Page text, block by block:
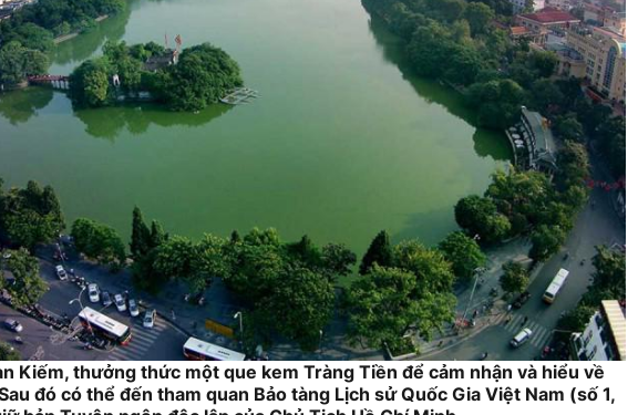
Kiếm, thưởng thức một que kem Tràng Tiền để cảm nhận và hiểu về
đó có thể đến tham quan Bảo tàng Lịch sử Quốc Gia Việt Nam (số 1,